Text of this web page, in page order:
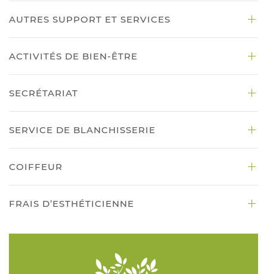
AUTRES SUPPORT ET SERVICES
ACTIVITÉS DE BIEN-ÊTRE
SECRÉTARIAT
SERVICE DE BLANCHISSERIE
COIFFEUR
FRAIS D’ESTHÉTICIENNE